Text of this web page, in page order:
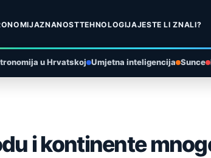
ZNANOSTTEHNOLOGIJAJESTE LI ZNALI?
u Hrvatskoj Umjetna inteligencija Sunce
i kontinente